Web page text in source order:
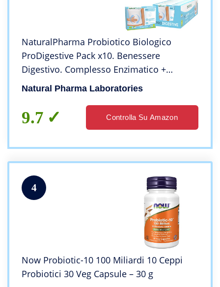
NaturalPharma Probiotico Biologico
ProDigestive Pack x10. Benessere
Digestivo. Complesso Enzimatico +
Estratto di Achillea + Zinco. Capsule Smart
Lattosio, Vegan.
Natural Pharma Laboratories
9.7 Controlla Su Amazon
4
Now Probiotic-10 100 Miliardi 10 Ceppi
Probiotici 30 Veg Capsule – 30 g